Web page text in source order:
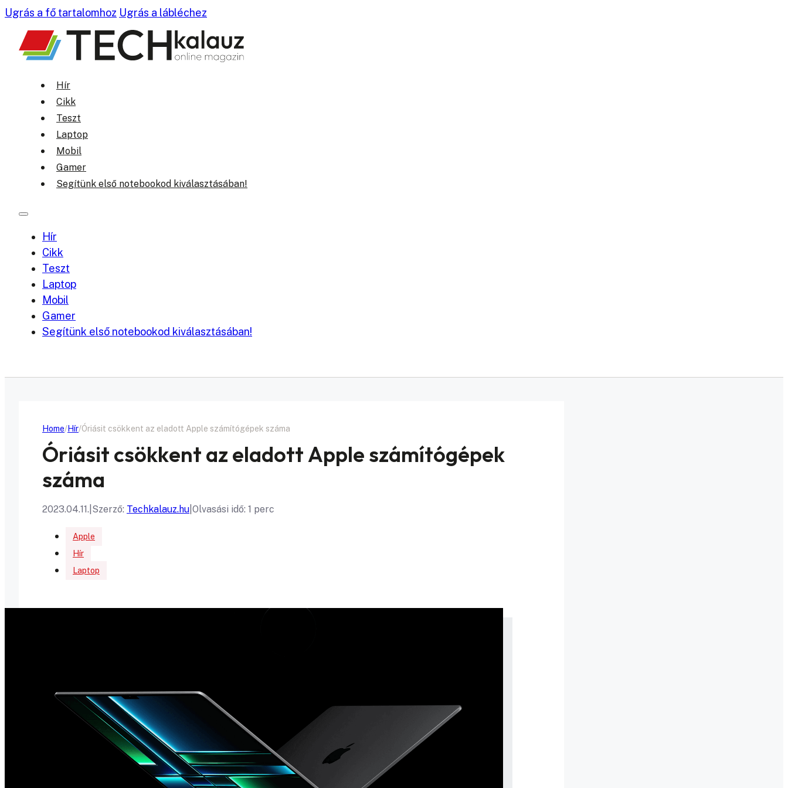
Ugrás a fő tartalomhoz Ugrás a lábléchez
Hír
Cikk
Teszt
Laptop
Mobil
Gamer
Segítünk első notebookod kiválasztásában!
Hír
Cikk
Teszt
Laptop
Mobil
Gamer
Segítünk első notebookod kiválasztásában!
Home Hír Óriásit csökkent az eladott Apple számítógépek száma
Óriásit csökkent az eladott Apple számítógépek
száma
2023.04.11. Szerző: Techkalauz.hu Olvasási idő: 1 perc
Apple
Hír
Laptop